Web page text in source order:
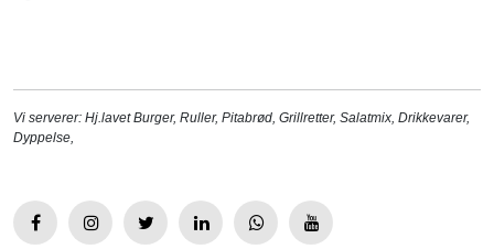
Vi serverer: Hj.lavet Burger, Ruller, Pitabrød, Grillretter, Salatmix, Drikkevarer,
Dyppelse,